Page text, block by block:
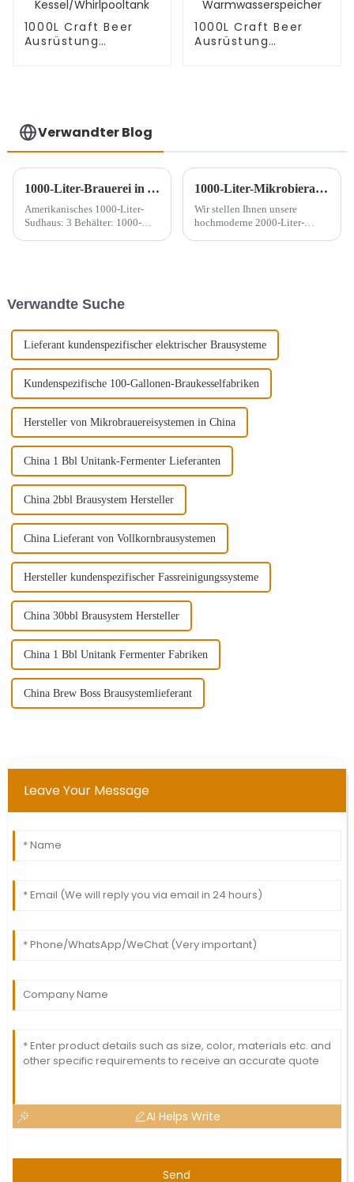
1000L Craft Beer
Ausrüstung
1000L Craft Beer
Ausrüstung
Verwandter Blog
1000-Liter-Brauerei in Argentinien
Amerikanisches 1000-Liter-
Sudhaus: 3 Behälter: 1000-
1000-Liter-Mikrobierausrüstung
Wir stellen Ihnen unsere
hochmoderne 2000-Liter-
Maische-/Läutertank, einen 1...
Verwandte Suche
Lieferant kundenspezifischer elektrischer Brausysteme
Kundenspezifische 100-Gallonen-Braukesselfabriken
Hersteller von Mikrobrauereisystemen in China
China 1 Bbl Unitank-Fermenter Lieferanten
China 2bbl Brausystem Hersteller
China Lieferant von Vollkornbrausystemen
Hersteller kundenspezifischer Fassreinigungssysteme
China 30bbl Brausystem Hersteller
China 1 Bbl Unitank Fermenter Fabriken
China Brew Boss Brausystemlieferant
Leave Your Message
AI Helps Write
Send